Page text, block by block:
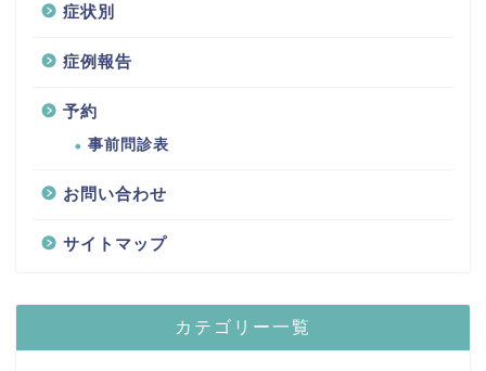
症状別
症例報告
予約
事前問診表
お問い合わせ
サイトマップ
カテゴリー一覧